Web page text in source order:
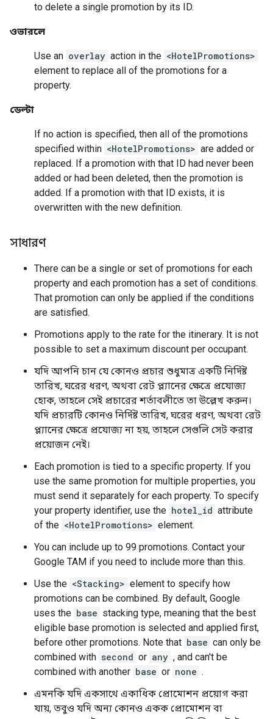
to delete a single promotion by its ID.
ওভারলে
Use an overlay action in the <HotelPromotions>
element to replace all of the promotions for a
property.
ডেল্টা
If no action is specified, then all of the promotions
specified within <HotelPromotions> are added or
replaced. If a promotion with that ID had never been
added or had been deleted, then the promotion is
added. If a promotion with that ID exists, it is
overwritten with the new definition.
সাধারণ
There can be a single or set of promotions for each
property and each promotion has a set of conditions.
That promotion can only be applied if the conditions
are satisfied.
Promotions apply to the rate for the itinerary. It is not
possible to set a maximum discount per occupant.
যদি আপনি চান যে কোনও প্রচার শুধুমাত্র একটি নির্দিষ্ট
তারিখ, ঘরের ধরণ, অথবা রেট প্ল্যানের ক্ষেত্রে প্রযোজ্য
হোক, তাহলে সেই প্রচারের শর্তাবলীতে তা উল্লেখ করুন।
যদি প্রচারটি কোনও নির্দিষ্ট তারিখ, ঘরের ধরণ, অথবা রেট
প্ল্যানের ক্ষেত্রে প্রযোজ্য না হয়, তাহলে সেগুলি সেট করার
প্রয়োজন নেই।
Each promotion is tied to a specific property. If you
use the same promotion for multiple properties, you
must send it separately for each property. To specify
your property identifier, use the hotel_id attribute
of the <HotelPromotions> element.
You can include up to 99 promotions. Contact your
Google TAM if you need to include more than this.
Use the <Stacking> element to specify how
promotions can be combined. By default, Google
uses the base stacking type, meaning that the best
eligible base promotion is selected and applied first,
before other promotions. Note that base can only be
combined with second or any , and can't be
combined with another base or none .
এমনকি যদি একসাথে একাধিক প্রোমোশন প্রয়োগ করা
যায়, তবুও যদি অন্য কোনও একক প্রোমোশন বা